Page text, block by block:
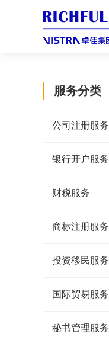
服务分类
公司注册服务
银行开户服务
财税服务
商标注册服务
投资移民服务
国际贸易服务
秘书管理服务